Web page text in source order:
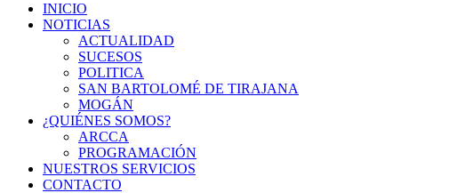
INICIO
NOTICIAS
ACTUALIDAD
SUCESOS
POLITICA
SAN BARTOLOMÉ DE TIRAJANA
MOGÁN
¿QUIÉNES SOMOS?
ARCCA
PROGRAMACIÓN
NUESTROS SERVICIOS
CONTACTO